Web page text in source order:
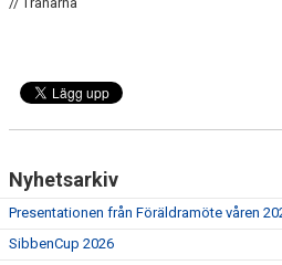
Nyhetsarkiv
Presentationen från Föräldramöte våren
SibbenCup 2026